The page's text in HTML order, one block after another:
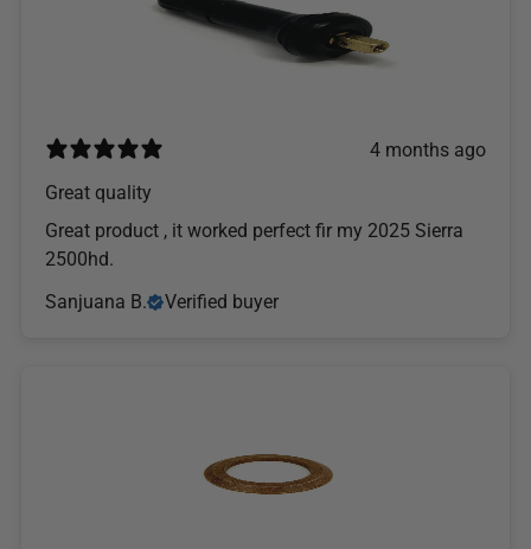
4 months ago
Great quality
Great product , it worked perfect fir my 2025 Sierra
2500hd.
Sanjuana B.
Verified buyer